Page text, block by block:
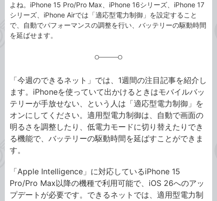
よね。iPhone 15 Pro/Pro Max、iPhone 16シリーズ、iPhone 17
シリーズ、iPhone Airでは「適応型電力制御」を設定すること
で、自動でパフォーマンスの調整を行い、バッテリーの駆動時間
を延ばせます。
「今週のできるネット」では、1週間の注目記事を紹介し
ます。iPhoneを使っていて出かけるときはモバイルバッ
テリーが手放せない、という人は「適応型電力制御」を
オンにしてください。適用型電力制御は、自動で画面の
明るさを調整したり、低電力モードに切り替えたりでき
る機能で、バッテリーの駆動時間を延ばすことができま
す。
「Apple Intelligence」に対応しているiPhone 15
Pro/Pro Max以降の機種で利用可能で、iOS 26へのアッ
プデートが必要です。できるネットでは、適用型電力制